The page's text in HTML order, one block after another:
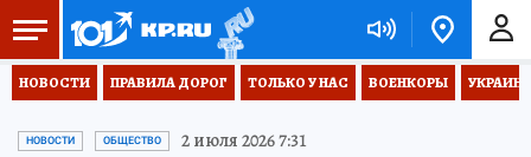
НОВОСТИ ПРАВИЛА ДОРОГ ТОЛЬКО У НАС ВОЕНКОРЫ
НОВОСТИ ОБЩЕСТВО 2 июля 2026 7:31